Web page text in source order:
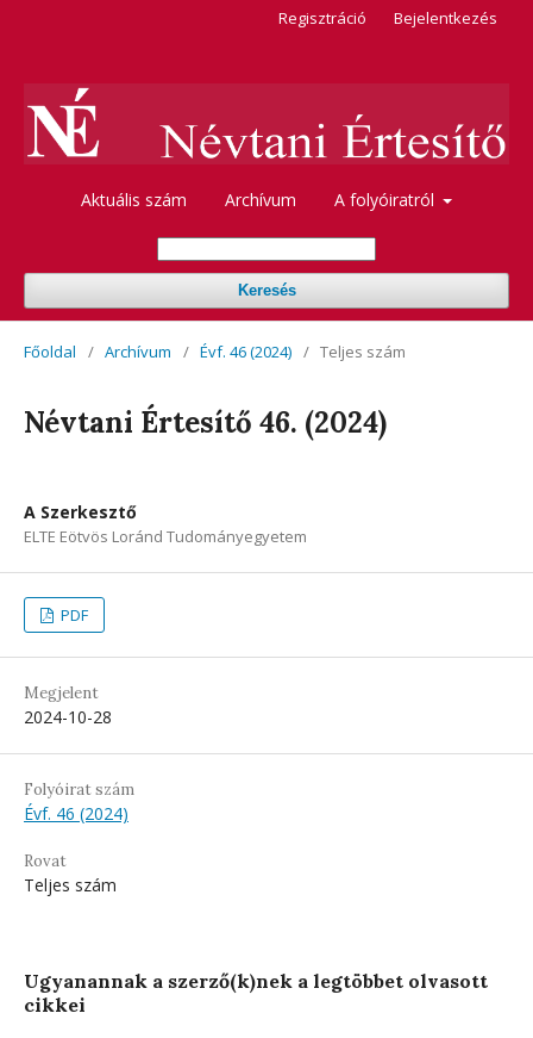
Aktuális szám Archívum A folyóiratról
Keresés
Regisztráció Bejelentkezés
Főoldal / Archívum / Évf. 46 (2024) / Teljes szám
Névtani Értesítő 46. (2024)
A Szerkesztő
ELTE Eötvös Loránd Tudományegyetem
PDF
Megjelent
2024-10-28
Folyóirat szám
Évf. 46 (2024)
Rovat
Teljes szám
Ugyanannak a szerző(k)nek a legtöbbet olvasott
cikkei